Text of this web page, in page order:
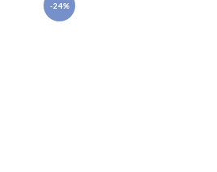
-24%